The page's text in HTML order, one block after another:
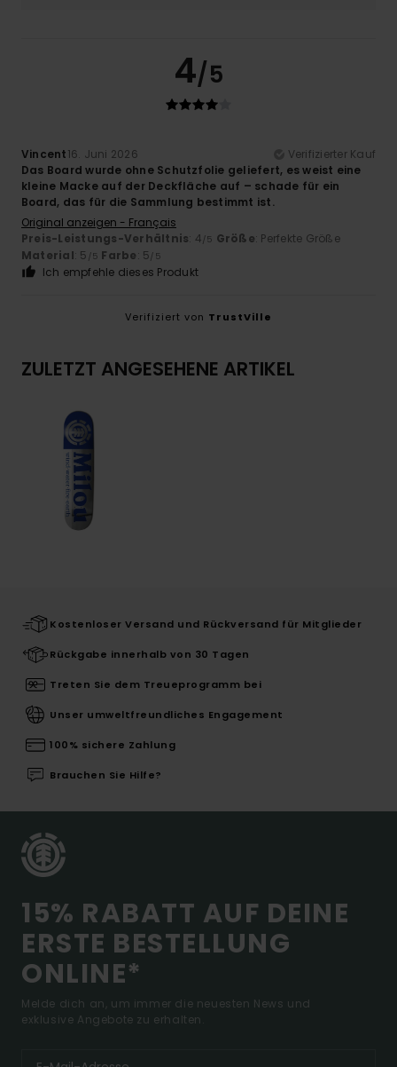
4/5
Vincent16. Juni 2026
Verifizierter Kauf
Das Board wurde ohne Schutzfolie geliefert, es weist eine
kleine Macke auf der Deckfläche auf – schade für ein
Board, das für die Sammlung bestimmt ist.
Original anzeigen - Français
Preis-Leistungs-Verhältnis: 4/5 Größe: Perfekte Größe
Material: 5 /5 Farbe: 5/5
Ich empfehle dieses Produkt
Verifiziert von TrustVille
ZULETZT ANGESEHENE ARTIKEL
Kostenloser Versand und Rückversand für Mitglieder
Rückgabe innerhalb von 30 Tagen
Treten Sie dem Treueprogramm bei
Unser umweltfreundliches Engagement
100% sichere Zahlung
Brauchen Sie Hilfe?
15% RABATT AUF DEINE
ERSTE BESTELLUNG
ONLINE*
Melde dich an, um immer die neuesten News und
exklusive Angebote zu erhalten.